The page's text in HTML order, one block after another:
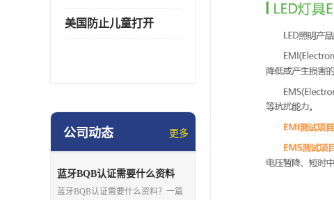
美国防止儿童打开
公司动态 更多
蓝牙BQB认证需要什么资料
蓝牙BQB认证需要什么资料？一篇